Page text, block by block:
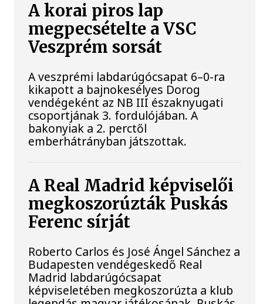
A korai piros lap
megpecsételte a VSC
Veszprém sorsát
A veszprémi labdarúgócsapat 6–0-ra
kikapott a bajnokesélyes Dorog
vendégeként az NB III északnyugati
csoportjának 3. fordulójában. A
bakonyiak a 2. perctől
emberhátrányban játszottak.
A Real Madrid képviselői
megkoszorúzták Puskás
Ferenc sírját
Roberto Carlos és José Ángel Sánchez a
Budapesten vendégeskedő Real
Madrid labdarúgócsapat
képviseletében megkoszorúzta a klub